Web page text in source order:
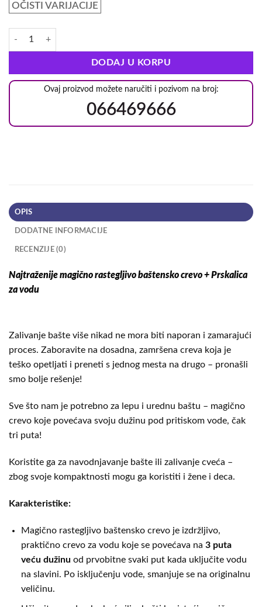
OČISTI VARIJACIJE
DODAJ U KORPU
Ovaj proizvod možete naručiti i pozivom na broj:
066469666
OPIS
DODATNE INFORMACIJE
RECENZIJE (0)
Najtraženije magično rastegljivo baštensko crevo + Prskalica
za vodu
Zalivanje bašte više nikad ne mora biti naporan i zamarajući
proces. Zaboravite na dosadna, zamršena creva koja je
teško opetljati i preneti s jednog mesta na drugo – pronašli
smo bolje rešenje!
Sve što nam je potrebno za lepu i urednu baštu – magično
crevo koje povećava svoju dužinu pod pritiskom vode, čak
tri puta!
Koristite ga za navodnjavanje bašte ili zalivanje cveća –
zbog svoje kompaktnosti mogu ga koristiti i žene i deca.
Karakteristike:
Magično rastegljivo baštensko crevo je izdržljivo,
praktično crevo za vodu koje se povećava na 3 puta
veću dužinu od prvobitne svaki put kada uključite vodu
na slavini. Po isključenju vode, smanjuje se na originalnu
veličinu.